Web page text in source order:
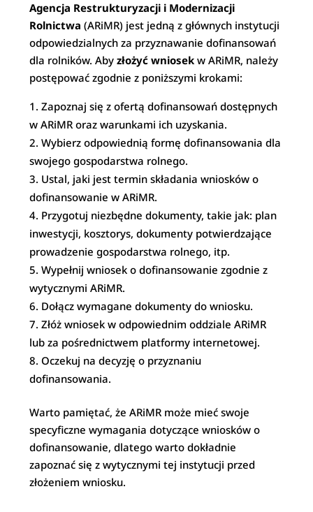
Agencja Restrukturyzacji i Modernizacji
Rolnictwa (ARiMR) jest jedną z głównych instytucji
odpowiedzialnych za przyznawanie dofinansowań
dla rolników. Abyzłożyć wniosek w ARiMR, należy
postępować zgodnie z poniższymi krokami:
Zapoznaj się z ofertą dofinansowań dostępnych
w ARiMR oraz warunkami ich uzyskania.
Wybierz odpowiednią formę dofinansowania dla
swojego gospodarstwa rolnego.
Ustal, jaki jest termin składania wniosków o
dofinansowanie w ARiMR.
Przygotuj niezbędne dokumenty, takie jak: plan
inwestycji, kosztorys, dokumenty potwierdzające
prowadzenie gospodarstwa rolnego, itp.
Wypełnij wniosek o dofinansowanie zgodnie z
wytycznymi ARiMR.
Dołącz wymagane dokumenty do wniosku.
Złóż wniosek w odpowiednim oddziale ARiMR
lub za pośrednictwem platformy internetowej.
Oczekuj na decyzję o przyznaniu
dofinansowania.
Warto pamiętać, że ARiMR może mieć swoje
specyficzne wymagania dotyczące wniosków o
dofinansowanie, dlatego warto dokładnie
zapoznać się z wytycznymi tej instytucji przed
złożeniem wniosku.